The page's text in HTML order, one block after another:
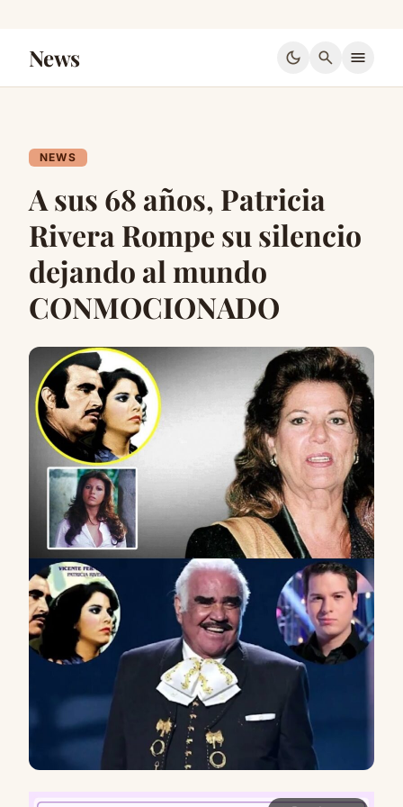
News dark_mode search menu
NEWS
A sus 68 años, Patricia
Rivera Rompe su silencio
dejando al mundo
CONMOCIONADO